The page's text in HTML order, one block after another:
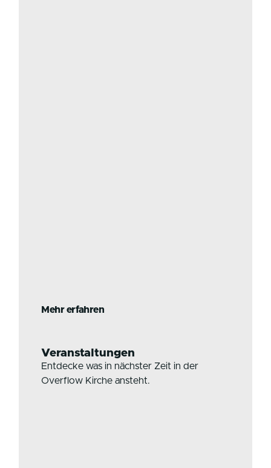
Mehr erfahren
Veranstaltungen
Entdecke was in nächster Zeit in der
Overflow Kirche ansteht.